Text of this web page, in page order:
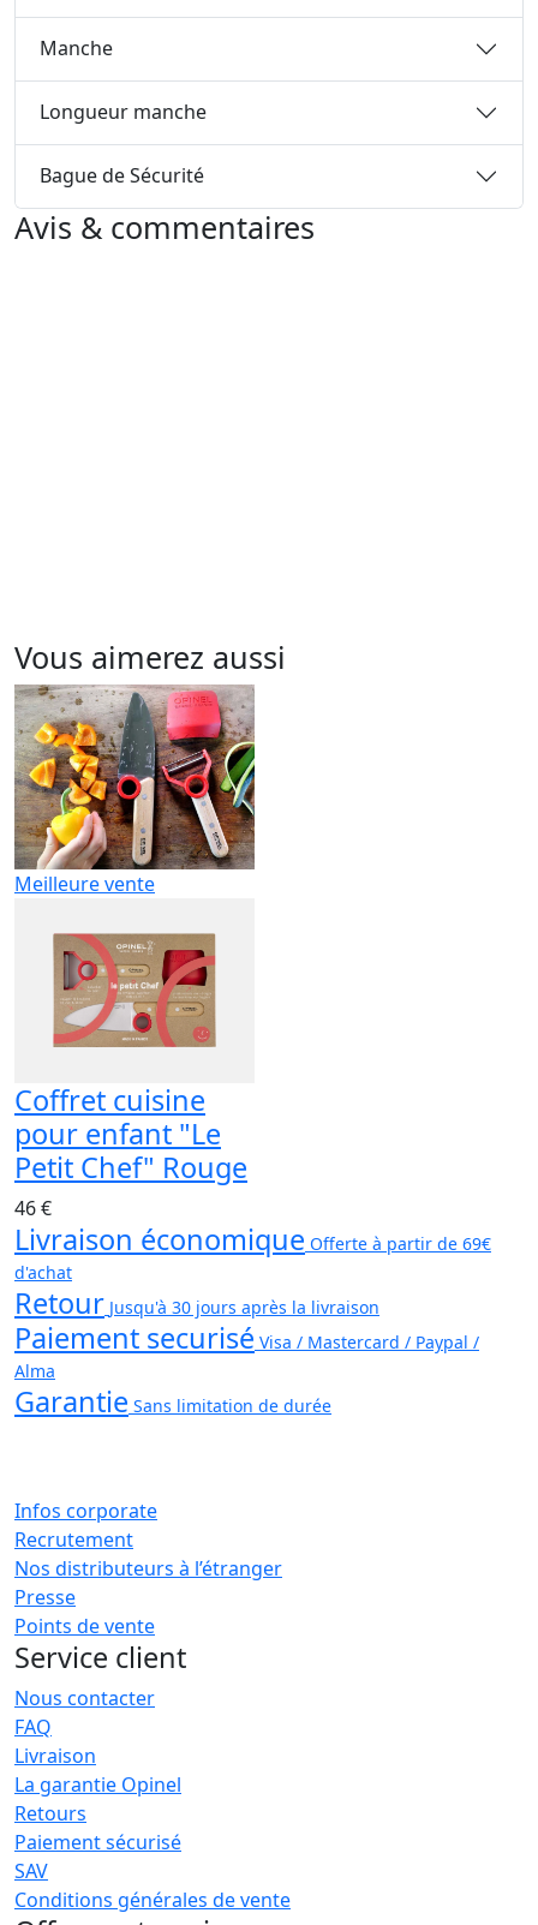
Manche
Longueur manche
Bague de Sécurité
Avis & commentaires
Vous aimerez aussi
Meilleure vente
Coffret cuisine
pour enfant "Le
Petit Chef" Rouge
46 €
Livraison économique Offerte à partir de 69€
d'achat
Retour Jusqu'à 30 jours après la livraison
Paiement securisé Visa / Mastercard / Paypal /
Alma
Garantie Sans limitation de durée
Infos corporate
Recrutement
Nos distributeurs à l’étranger
Presse
Points de vente
Service client
Nous contacter
FAQ
Livraison
La garantie Opinel
Retours
Paiement sécurisé
SAV
Conditions générales de vente